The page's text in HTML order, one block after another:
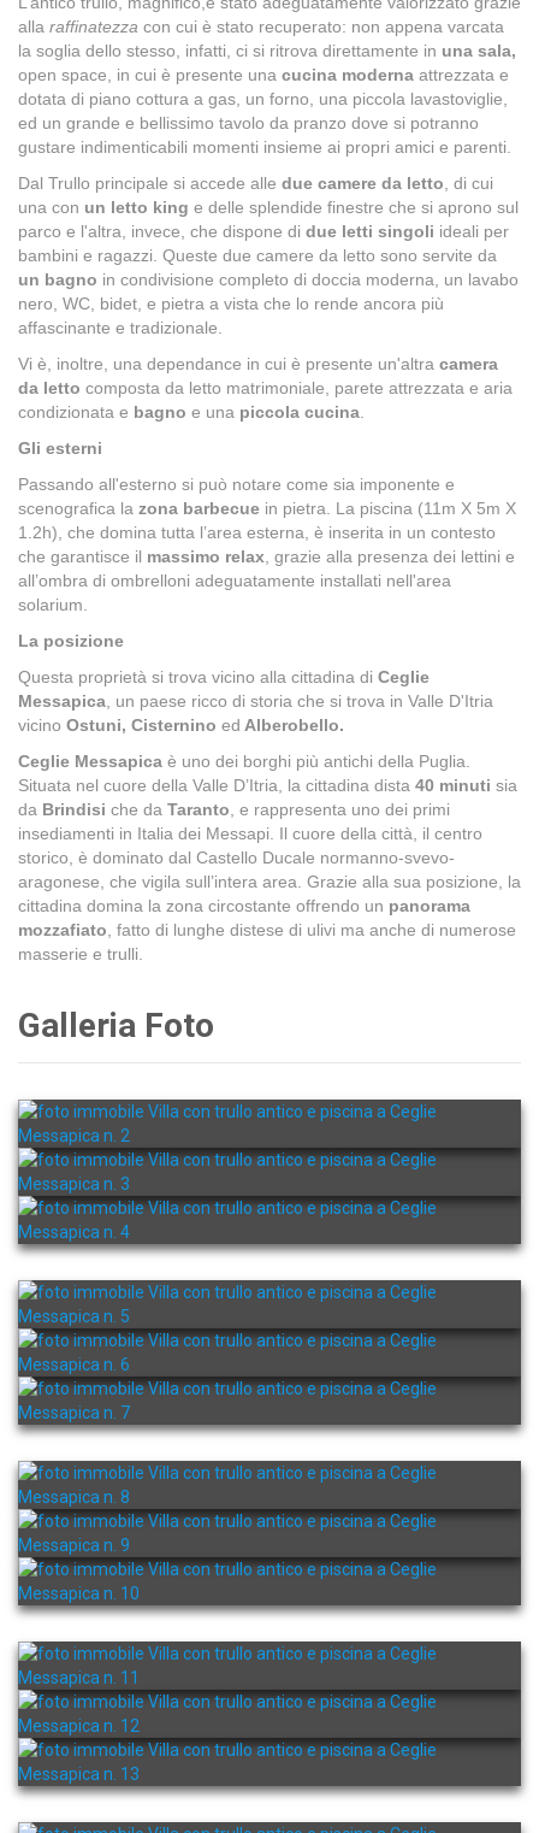
alla raffinatezza con cui è stato recuperato: non appena varcata
la soglia dello stesso, infatti, ci si ritrova direttamente in una sala,
open space, in cui è presente una cucina moderna attrezzata e
dotata di piano cottura a gas, un forno, una piccola lavastoviglie,
ed un grande e bellissimo tavolo da pranzo dove si potranno
gustare indimenticabili momenti insieme ai propri amici e parenti.
Dal Trullo principale si accede alle due camere da letto , di cui
una con un letto king e delle splendide finestre che si aprono sul
parco e l'altra, invece, che dispone di due letti singoli ideali per
bambini e ragazzi. Queste due camere da letto sono servite da
un bagno in condivisione completo di doccia moderna, un lavabo
nero, WC, bidet, e pietra a vista che lo rende ancora più
affascinante e tradizionale.
Vi è, inoltre, una dependance in cui è presente un'altra camera
da letto composta da letto matrimoniale, parete attrezzata e aria
condizionata e bagno e una piccola cucina
Gli esterni
Passando all'esterno si può notare come sia imponente e
scenografica la zona barbecue in pietra. La piscina (11m X 5m X
1.2h), che domina tutta l’area esterna, è inserita in un contesto
che garantisce il massimo relax , grazie alla presenza dei lettini e
all’ombra di ombrelloni adeguatamente installati nell'area
solarium.
La posizione
Questa proprietà si trova vicino alla cittadina di Ceglie
Messapica , un paese ricco di storia che si trova in Valle D'Itria
vicino Ostuni, Cisternino ed Alberobello.
Ceglie Messapica è uno dei borghi più antichi della Puglia.
Situata nel cuore della Valle D’Itria, la cittadina dista 40 minuti sia
da Brindisi che da Taranto , e rappresenta uno dei primi
insediamenti in Italia dei Messapi. Il cuore della città, il centro
storico, è dominato dal Castello Ducale normanno-svevo-
aragonese, che vigila sull’intera area. Grazie alla sua posizione, la
cittadina domina la zona circostante offrendo un panorama
mozzafiato , fatto di lunghe distese di ulivi ma anche di numerose
masserie e trulli.
Galleria Foto